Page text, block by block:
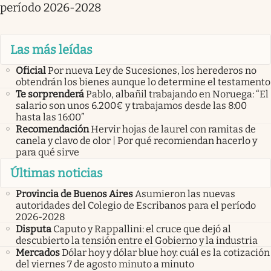
período 2026-2028
Las más leídas
OficialPor nueva Ley de Sucesiones, los herederos no
obtendrán los bienes aunque lo determine el testamento
Te sorprenderáPablo, albañil trabajando en Noruega: “El
salario son unos 6.200€ y trabajamos desde las 8:00
hasta las 16:00”
RecomendaciónHervir hojas de laurel con ramitas de
canela y clavo de olor | Por qué recomiendan hacerlo y
para qué sirve
Últimas noticias
Provincia de Buenos AiresAsumieron las nuevas
autoridades del Colegio de Escribanos para el período
2026-2028
Disputa Caputo y Rappallini: el cruce que dejó al
descubierto la tensión entre el Gobierno y la industria
MercadosDólar hoy y dólar blue hoy: cuál es la cotización
del viernes 7 de agosto minuto a minuto